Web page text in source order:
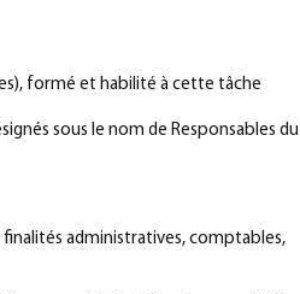
formé et habilité à cette tâche
sous le nom de Responsables du
administratives, comptables,